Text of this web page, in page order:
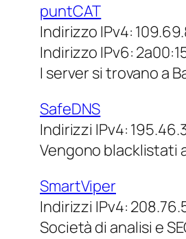
puntCAT
Indirizzo IPv4:
Indirizzo IPv6:
I server si trovano a
SafeDNS
Indirizzi IPv4:
Vengono blacklistati
SmartViper
Indirizzi IPv4:
Società di analisi e